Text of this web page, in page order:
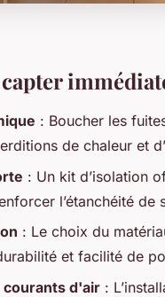
: Boucher les
de chaleur et
: Un kit d’isolation
l’étanchéité de
: Le choix du
et facilité de
courants d'air :